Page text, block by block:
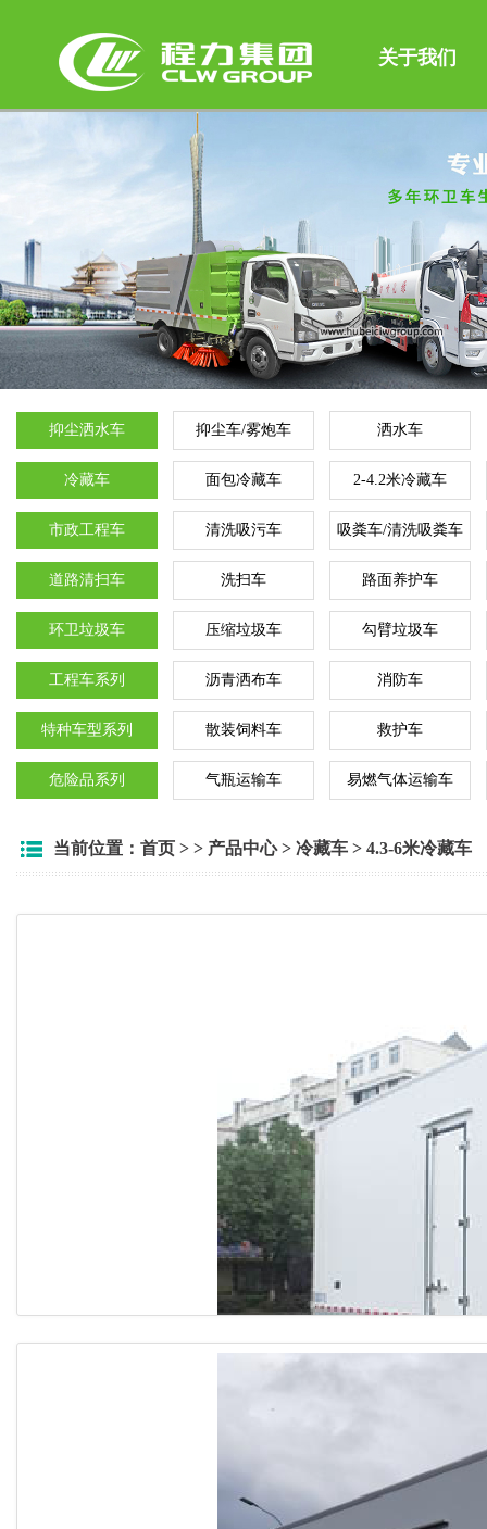
关于我们
抑尘洒水车 抑尘车/雾炮车 洒水车
冷藏车 面包冷藏车 2-4.2米冷藏车
市政工程车 清洗吸污车 吸粪车/清洗吸粪车
道路清扫车 洗扫车 路面养护车
环卫垃圾车 压缩垃圾车 勾臂垃圾车
工程车系列 沥青洒布车 消防车
特种车型系列 散装饲料车 救护车
危险品系列 气瓶运输车 易燃气体运输车
当前位置： 首页 > > 产品中心> 冷藏车 > 4.3-6米冷藏车